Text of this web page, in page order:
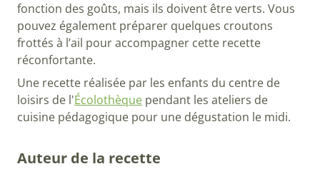
fonction des goûts, mais ils doivent être verts. Vous
pouvez également préparer quelques croutons
frottés à l’ail pour accompagner cette recette
réconfortante.
Une recette réalisée par les enfants du centre de
loisirs de l'Écolothèque pendant les ateliers de
cuisine pédagogique pour une dégustation le midi.
Auteur de la recette